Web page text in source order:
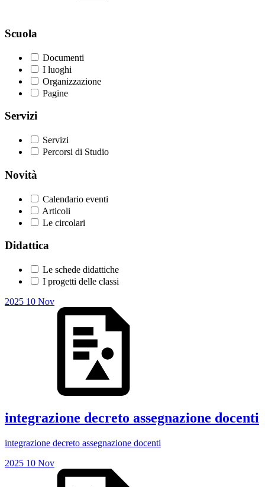
Scuola
Documenti
I luoghi
Organizzazione
Pagine
Servizi
Servizi
Percorsi di Studio
Novità
Calendario eventi
Articoli
Le circolari
Didattica
Le schede didattiche
I progetti delle classi
2025 10 Nov
integrazione decreto assegnazione docenti
integrazione decreto assegnazione docenti
2025 10 Nov